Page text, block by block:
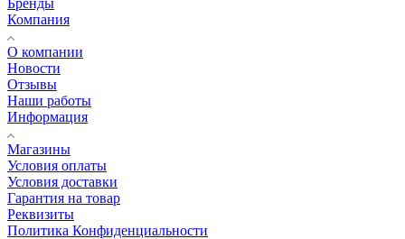
Компания
О компании
Новости
Отзывы
Наши работы
Информация
Магазины
Условия оплаты
Условия доставки
Гарантия на товар
Реквизиты
Политика Конфиденциальности